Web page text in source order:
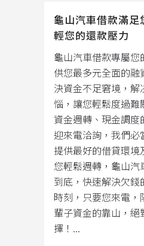
龜山汽車借款滿足
輕您的還款壓力
龜山汽車借款專屬
供您最多元全面的融
決資金不足窘境，解
惱，讓您輕鬆度過難
資金週轉、現金調度
迎來電洽詢，我們必
提供最好的借貸環境
您輕鬆週轉，龜山汽
到底，快速解決欠
時刻，只要您來電
輩子資金的靠山，
擇！...